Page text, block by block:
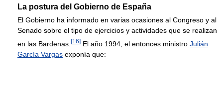
La postura del Gobierno de España
El Gobierno ha informado en varias ocasiones al Congreso y al
Senado sobre el tipo de ejercicios y actividades que se realizan
en las Bardenas. [16] El año 1994, el entonces ministro Julián
García Vargas exponía que: